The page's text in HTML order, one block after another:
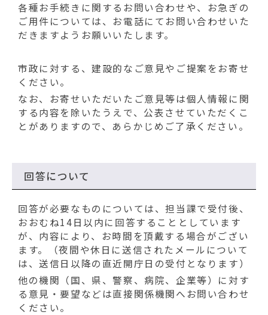
各種お手続きに関するお問い合わせや、お急ぎの
ご用件については、お電話にてお問い合わせいた
だきますようお願いいたします。
市政に対する、建設的なご意見やご提案をお寄せ
ください。
なお、お寄せいただいたご意見等は個人情報に関
する内容を除いたうえで、公表させていただくこ
とがありますので、あらかじめご了承ください。
回答について
回答が必要なものについては、担当課で受付後、
おおむね14日以内に回答することとしています
が、内容により、お時間を頂戴する場合がござい
ます。（夜間や休日に送信されたメールについて
は、送信日以降の直近開庁日の受付となります）
他の機関（国、県、警察、病院、企業等）に対す
る意見・要望などは直接関係機関へお問い合わせ
ください。